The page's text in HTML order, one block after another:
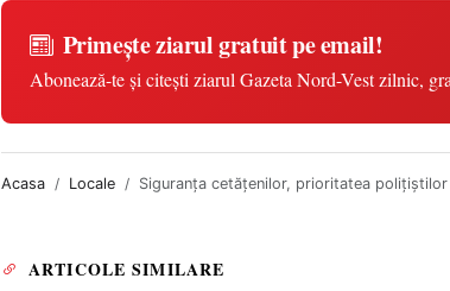
Primește ziarul gratuit pe email!
Abonează-te și citești ziarul Gazeta Nord-Vest zilnic,
Acasa Locale Siguranța cetățenilor, prioritatea
ARTICOLE SIMILARE